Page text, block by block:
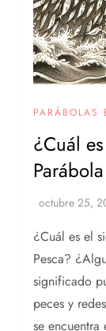
PARÁBOLAS
¿Cuál
¿Cuál es el
Pesca?
significado
peces y
se